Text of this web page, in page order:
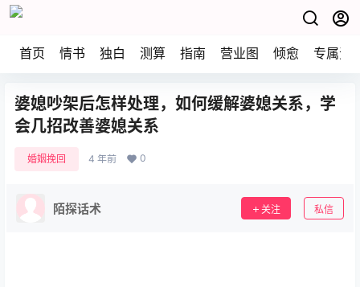
首页 情书 独白 测算 指南 营业图 倾愈 专属资
婆媳吵架后怎样处理，如何缓解婆媳关系，学
会几招改善婆媳关系
婚姻挽回 4 年前 0
陌探话术 关注 私信